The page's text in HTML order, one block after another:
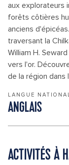
aux explorateurs
forêts côtières
anciens
traversant la
William H.
vers l'or.
de la région dans
LANGUE
ANGLAIS
ACTIVITÉS À